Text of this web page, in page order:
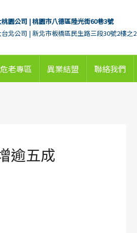
園公司 | 桃園市八德區陸光街60巷3號
北公司 | 新北市板橋區民生路三段30號2樓之2
危老專區 異業結盟 聯絡我們
逾五成